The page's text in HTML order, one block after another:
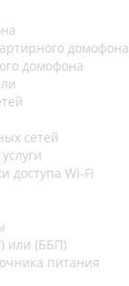
домофона
домофона
сетей
доступа Wi-Fi
или (ББП)
питания